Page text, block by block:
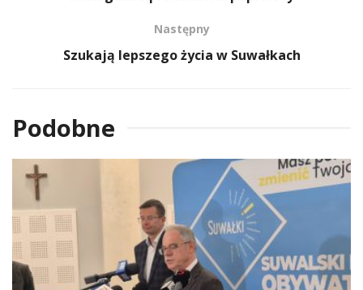
Następny
Szukają lepszego życia w Suwałkach
Podobne